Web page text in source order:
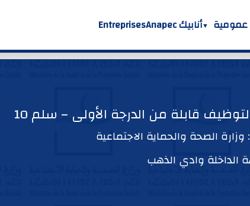
أنابيك Anapec Entreprises
قابلة من الدرجة الأولى – سلم 10
الصحة والحماية الاجتماعية
الداخلة وادي الذهب